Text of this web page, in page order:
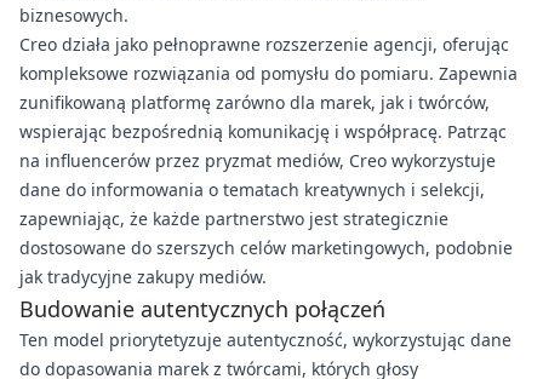
biznesowych.
Creo działa jako pełnoprawne rozszerzenie agencji, oferując
kompleksowe rozwiązania od pomysłu do pomiaru. Zapewnia
zunifikowaną platformę zarówno dla marek, jak i twórców,
wspierając bezpośrednią komunikację i współpracę. Patrząc
na influencerów przez pryzmat mediów, Creo wykorzystuje
dane do informowania o tematach kreatywnych i selekcji,
zapewniając, że każde partnerstwo jest strategicznie
dostosowane do szerszych celów marketingowych, podobnie
jak tradycyjne zakupy mediów.
Budowanie autentycznych połączeń
Ten model priorytetyzuje autentyczność, wykorzystując dane
do dopasowania marek z twórcami, których głosy